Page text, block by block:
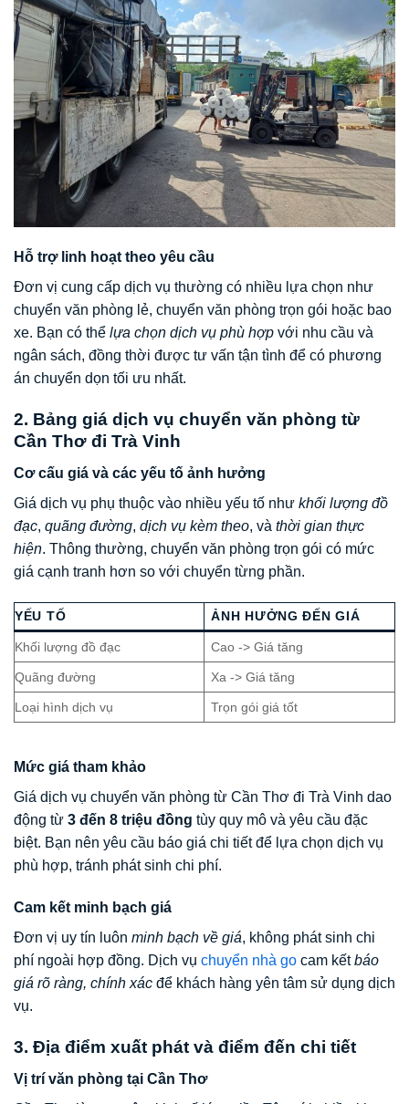
Hỗ trợ linh hoạt theo yêu cầu
Đơn vị cung cấp dịch vụ thường có nhiều lựa chọn như
chuyển văn phòng lẻ, chuyển văn phòng trọn gói hoặc bao
xe. Bạn có thể lựa chọn dịch vụ phù hợp với nhu cầu và
ngân sách, đồng thời được tư vấn tận tình để có phương
án chuyển dọn tối ưu nhất.
2. Bảng giá dịch vụ chuyển văn phòng từ
Cần Thơ đi Trà Vinh
Cơ cấu giá và các yếu tố ảnh hưởng
Giá dịch vụ phụ thuộc vào nhiều yếu tố như khối lượng đồ
đạc, quãng đường, dịch vụ kèm theo, và thời gian thực
hiện. Thông thường, chuyển văn phòng trọn gói có mức
giá cạnh tranh hơn so với chuyển từng phần.
YẾU TỐ ẢNH HƯỞNG ĐẾN GIÁ
Khối lượng đồ đạc Cao -> Giá tăng
Quãng đường Xa -> Giá tăng
Loại hình dịch vụ Trọn gói giá tốt
Mức giá tham khảo
Giá dịch vụ chuyển văn phòng từ Cần Thơ đi Trà Vinh dao
động từ 3 đến 8 triệu đồng tùy quy mô và yêu cầu đặc
biệt. Bạn nên yêu cầu báo giá chi tiết để lựa chọn dịch vụ
phù hợp, tránh phát sinh chi phí.
Cam kết minh bạch giá
Đơn vị uy tín luôn minh bạch về giá, không phát sinh chi
phí ngoài hợp đồng. Dịch vụ chuyển nhà go cam kếtbáo
giá rõ ràng, chính xác để khách hàng yên tâm sử dụng dịch
vụ.
3. Địa điểm xuất phát và điểm đến chi tiết
Vị trí văn phòng tại Cần Thơ